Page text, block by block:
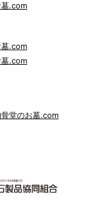
.com
.com
.com
堂のお墓.com